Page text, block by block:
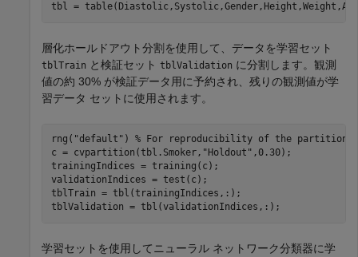
tbl =
層化ホールドアウト分割を使用して、データを学習セット
tblTrain と検証セット tblValidation に分割します。観測
値の約 30% が検証データ用に予約され、残りの観測値が学
習データ セットに使用されます。
rng( "default" ) % For reproducibility of the partition
c = cvpartition(tbl.Smoker, "Holdout" ,0.30);
trainingIndices = training(c);
validationIndices = test(c);
tblTrain = tbl(trainingIndices,:);
tblValidation = tbl(validationIndices,:);
学習セットを使用してニューラル ネットワーク分類器に学